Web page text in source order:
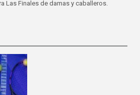
Las Finales de damas y caballeros.